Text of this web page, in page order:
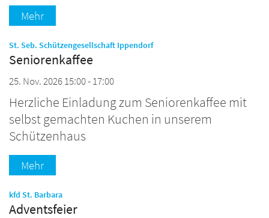
Mehr
St. Seb. Schützengesellschaft Ippendorf:
Seniorenkaffee
25. Nov. 2026 15:00 - 17:00
Herzliche Einladung zum Seniorenkaffee mit
selbst gemachten Kuchen in unserem
Schützenhaus
Mehr
kfd St. Barbara:
Adventsfeier